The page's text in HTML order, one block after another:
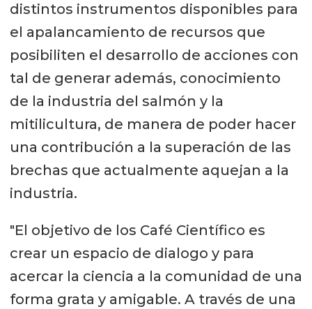
distintos instrumentos disponibles para
el apalancamiento de recursos que
posibiliten el desarrollo de acciones con
tal de generar además, conocimiento
de la industria del salmón y la
mitilicultura, de manera de poder hacer
una contribución a la superación de las
brechas que actualmente aquejan a la
industria.
"El objetivo de los Café Científico es
crear un espacio de dialogo y para
acercar la ciencia a la comunidad de una
forma grata y amigable. A través de una